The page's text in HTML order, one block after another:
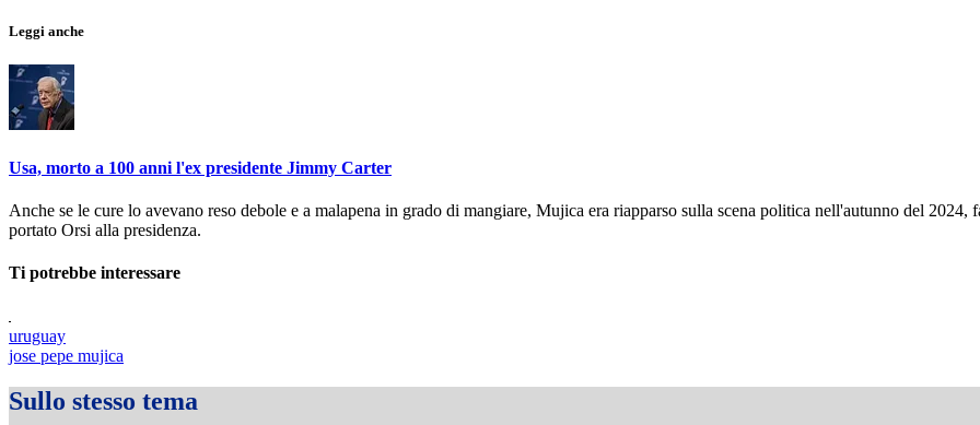
Leggi anche
Usa, morto a 100 anni l'ex presidente Jimmy Carter
Anche se le cure lo avevano reso debole e a malapena in grado di mangiare, Mujica era riapparso sulla scena politica nell'autunno del 2024,
portato Orsi alla presidenza.
Ti potrebbe interessare
uruguay
jose pepe mujica
Sullo stesso tema